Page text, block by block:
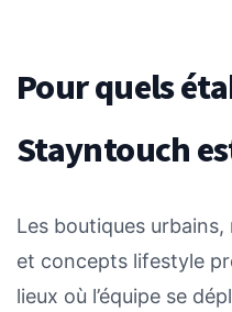
Pour quels
Stayntouch
Les boutiques
et concepts lifestyle
lieux où l’équipe se